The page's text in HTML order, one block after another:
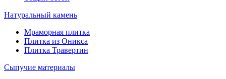
Натуральный камень
Мраморная плитка
Плитка из Оникса
Плитка Травертин
Сыпучие материалы